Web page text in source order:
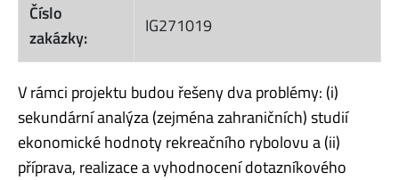
Číslo
zakázky:
IG271019
V rámci projektu budou řešeny dva problémy: (i)
sekundární analýza (zejména zahraničních) studií
ekonomické hodnoty rekreačního rybolovu a (ii)
příprava, realizace a vyhodnocení dotazníkového